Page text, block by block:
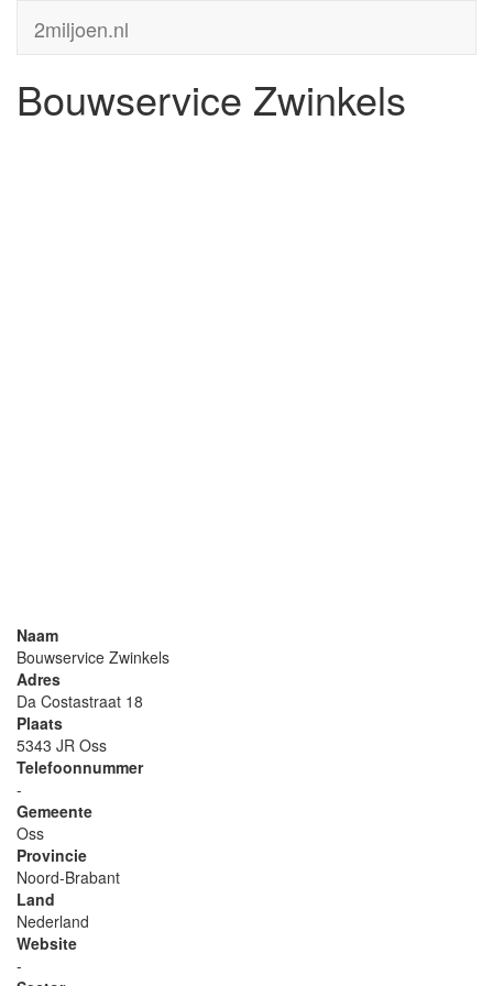
2miljoen.nl
Bouwservice Zwinkels
Naam
Bouwservice Zwinkels
Adres
Da Costastraat 18
Plaats
5343 JR Oss
Telefoonnummer
-
Gemeente
Oss
Provincie
Noord-Brabant
Land
Nederland
Website
-